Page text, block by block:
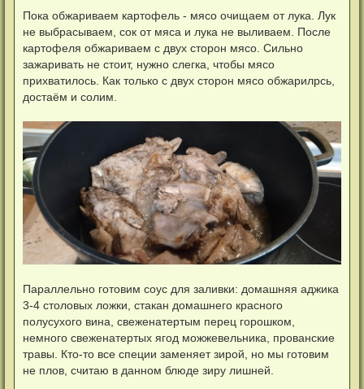
Пока обжариваем картофель - мясо очищаем от лука. Лук
не выбрасываем, сок от мяса и лука не выливаем. После
картофеля обжариваем с двух сторон мясо. Сильно
зажаривать не стоит, нужно слегка, чтобы мясо
прихватилось. Как только с двух сторон мясо обжарилрсь,
достаём и солим.
Параллельно готовим соус для заливки: домашняя аджика
3-4 столовых ложки, стакан домашнего красного
полусухого вина, свеженатертым перец горошком,
немного свеженатертых ягод можжевельника, прованские
травы. Кто-то все специи заменяет зирой, но мы готовим
не плов, считаю в данном блюде зиру лишней.